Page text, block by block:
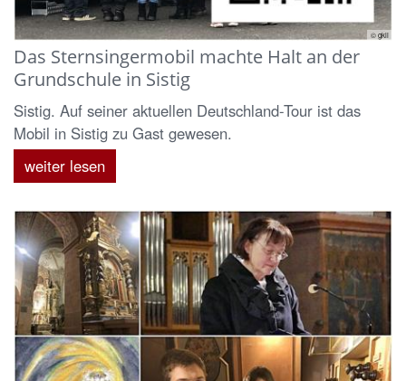
© gkli
Das Sternsingermobil machte Halt an der
Grundschule in Sistig
Sistig. Auf seiner aktuellen Deutschland-Tour ist das
Mobil in Sistig zu Gast gewesen.
weiter lesen